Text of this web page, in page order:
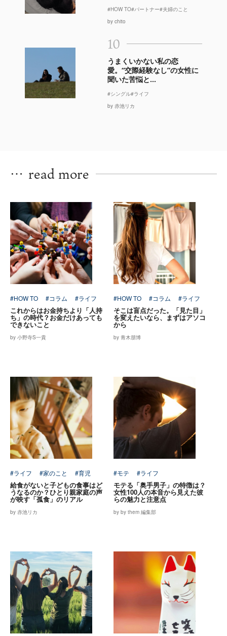
#HOW TO#パートナー#夫婦のこと
by chito
10
うまくいかない私の恋
愛。“交際経験なし”の女性に
聞いた苦悩と...
#シングル#ライフ
by 赤池リカ
… read more
#HOW TO #コラム #ライフ
これからはお金持ちより「人持
ち」の時代？お金だけあっても
できないこと
by 小野寺S一貴
#HOW TO #コラム #ライフ
そこは盲点だった。「見た目」
を変えたいなら、まずはアソコ
から
by 青木朋博
#ライフ #家のこと #育児
給食がないと子どもの食事はど
うなるのか？ひとり親家庭の声
が映す「孤食」のリアル
by 赤池リカ
#モテ #ライフ
モテる「奥手男子」の特徴は？
女性100人の本音から見えた彼
らの魅力と注意点
by by them 編集部